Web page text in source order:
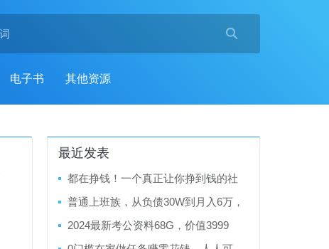

电子书 其他资源
最近发表
都在挣钱！一个真正让你挣到钱的社
群，梧桐有术社群
普通上班族，从负债30W到月入6万，
我是这么做的
2024最新考公资料68G，价值3999